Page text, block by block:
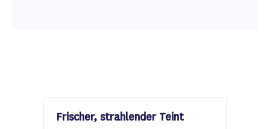
Frischer, strahlender Teint